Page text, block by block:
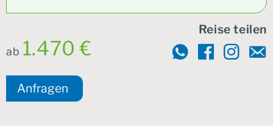
ab 1.470 €
Reise teilen
Anfragen